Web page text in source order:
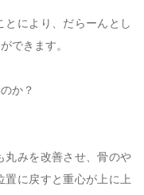
とにより、だらーんとし
できます。
か？
丸みを改善させ、骨のや
置に戻すと重心が上に上